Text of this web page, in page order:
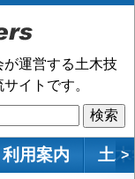
が運営する土木技
イトです。
利用案内 土 >